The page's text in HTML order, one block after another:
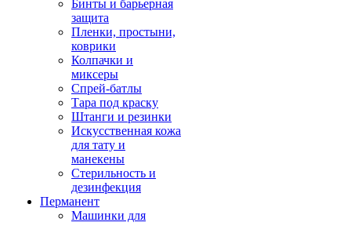
Бинты и барьерная
защита
Пленки, простыни,
коврики
Колпачки и
миксеры
Спрей-батлы
Тара под краску
Штанги и резинки
Искусственная кожа
для тату и
манекены
Стерильность и
дезинфекция
Перманент
Машинки для